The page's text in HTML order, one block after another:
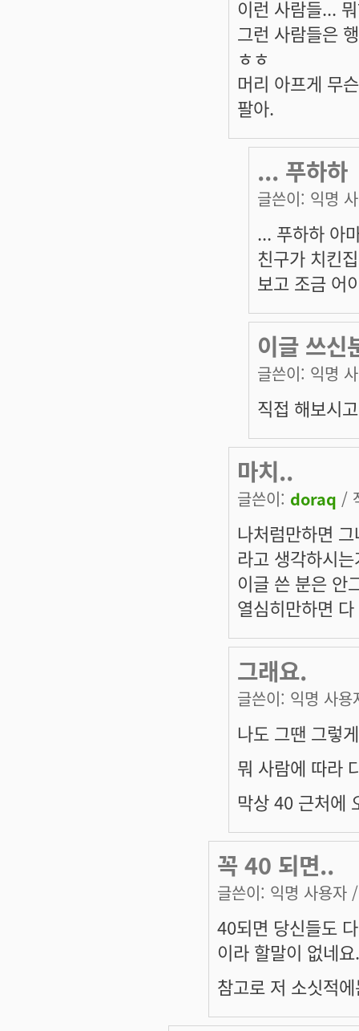
이런 사람들...
그런 사람들은
ㅎㅎ
머리 아프게 무
팔아.
... 푸하하
글쓴이: 익명
... 푸하하 아
친구가 치킨
보고 조금 어
이글 쓰신
글쓴이: 익명
직접 해보시
마치..
글쓴이: doraq /
나처럼만하면
라고 생각하시
이글 쓴 분은 안
열심히만하면
그래요.
글쓴이: 익명 사용
나도 그땐 그렇
뭐 사람에 따라
막상 40 근처에
꼭 40 되면..
글쓴이: 익명 사용자
40되면 당신들도
이라 할말이 없네요.
참고로 저 소싯적